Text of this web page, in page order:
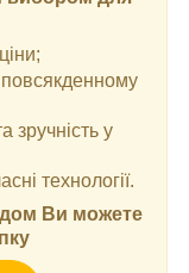
повсякденному
зручність у
технології.
Ви можете